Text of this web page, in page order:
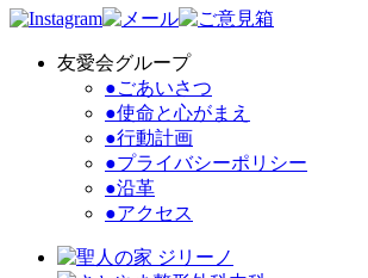
友愛会グループ
●ごあいさつ
●使命と心がまえ
●行動計画
●プライバシーポリシー
●沿革
●アクセス